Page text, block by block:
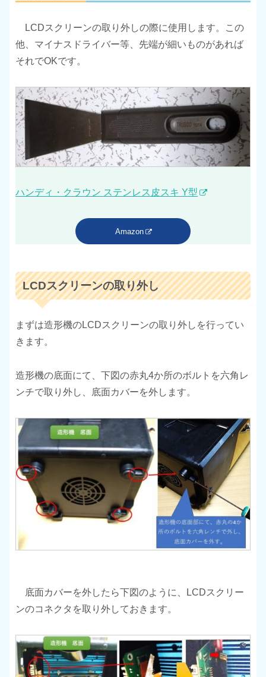
LCDスクリーンの取り外しの際に使用します。この
他、マイナスドライバー等、先端が細いものがあれば
それでOKです。
ハンディ・クラウン ステンレス皮スキ Y型
Amazon
LCDスクリーンの取り外し
まずは造形機のLCDスクリーンの取り外しを行ってい
きます。
造形機の底面にて、下図の赤丸4か所のボルトを六角レ
ンチで取り外し、底面カバーを外します。
底面カバーを外したら下図のように、LCDスクリー
ンのコネクタを取り外しておきます。